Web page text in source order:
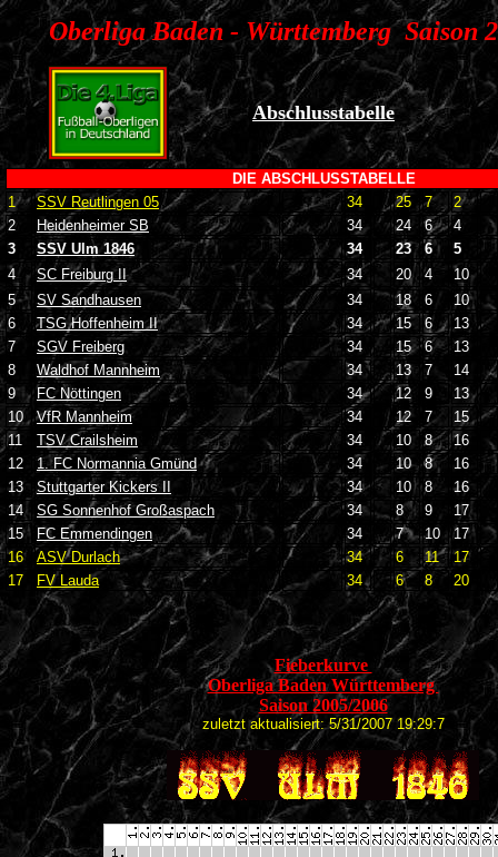
Oberliga Baden - Württemberg Saison
Abschlusstabelle
DIE ABSCHLUSSTABELLE
1
SSV Reutlingen 05 34 25 7
2
2
Heidenheimer SB 34 24 6
4
3
SSV Ulm 1846 34 23 6
5
4
SC Freiburg II 34 20 4
10
5
SV Sandhausen 34 18 6
10
6
TSG Hoffenheim II 34 15 6
13
7
SGV Freiberg 34 15 6
13
8
Waldhof Mannheim 34 13 7
14
9
FC Nöttingen 34 12 9
13
10
VfR Mannheim 34 12 7
15
11
TSV Crailsheim 34 10 8
16
12
1. FC Normannia Gmünd 34 10 8
16
13
Stuttgarter Kickers II 34 10 8
16
14
SG Sonnenhof Großaspach 34 8 9
17
15
FC Emmendingen 34 7 10
17
16
ASV Durlach 34 6 11
17
17
FV Lauda 34 6 8 20
Fieberkurve
Oberliga Baden Württemberg
Saison 2005/2006
zuletzt aktualisiert: 5/31/2007 19:29:7